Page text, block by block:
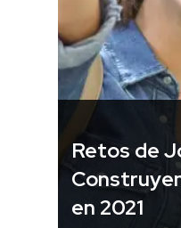
Retos de
en 2021